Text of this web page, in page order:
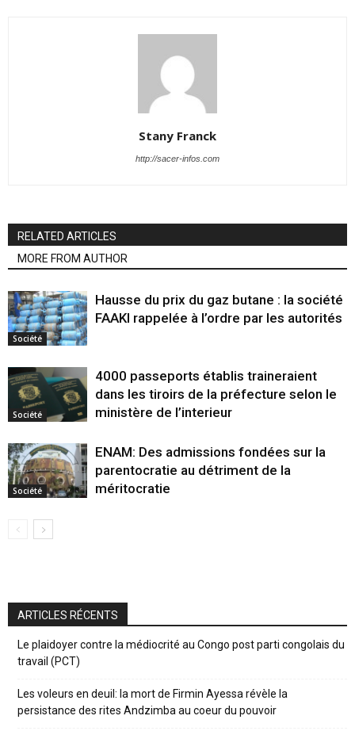
Stany Franck
http://sacer-infos.com
RELATED ARTICLES
MORE FROM AUTHOR
Société
Hausse du prix du gaz butane : la société
FAAKI rappelée à l’ordre par les autorités
Société
4000 passeports établis traineraient
dans les tiroirs de la préfecture selon le
ministère de l’interieur
Société
ENAM: Des admissions fondées sur la
parentocratie au détriment de la
méritocratie
ARTICLES RÉCENTS
Le plaidoyer contre la médiocrité au Congo post parti congolais du
travail (PCT)
Les voleurs en deuil: la mort de Firmin Ayessa révèle la
persistance des rites Andzimba au coeur du pouvoir